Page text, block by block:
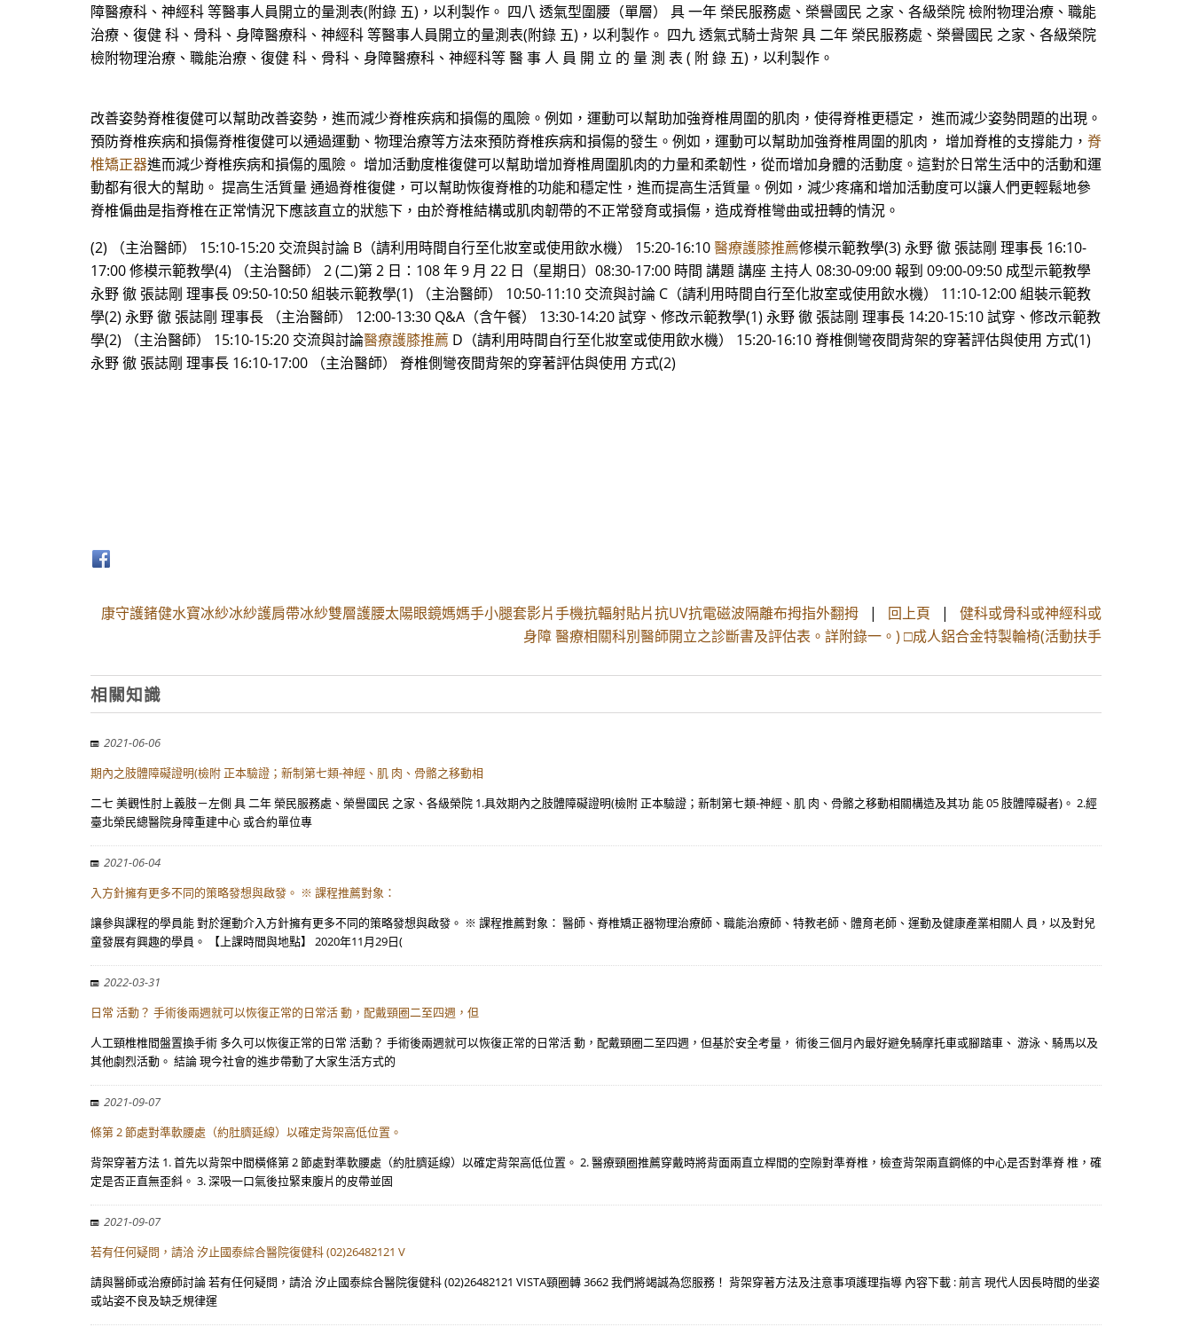
障醫療科、神經科 等醫事人員開立的量測表(附錄 五)，以利製作。 四八 透氣型圍腰（單層） 具 一年 榮民服務處、榮譽國民 之家、各級榮院 檢附物理治療、職能
治療、復健 科、骨科、身障醫療科、神經科 等醫事人員開立的量測表(附錄 五)，以利製作。 四九 透氣式騎士背架 具 二年 榮民服務處、榮譽國民 之家、各級榮院
檢附物理治療、職能治療、復健 科、骨科、身障醫療科、神經科等 醫 事 人 員 開 立 的 量 測 表 ( 附 錄 五)，以利製作。
改善姿勢脊椎復健可以幫助改善姿勢，進而減少脊椎疾病和損傷的風險。例如，運動可以幫助加強脊椎周圍的肌肉，使得脊椎更穩定， 進而減少姿勢問題的出現。
預防脊椎疾病和損傷脊椎復健可以通過運動、物理治療等方法來預防脊椎疾病和損傷的發生。例如，運動可以幫助加強脊椎周圍的肌肉， 增加脊椎的支撐能力， 脊
椎矯正器進而減少脊椎疾病和損傷的風險。 增加活動度椎復健可以幫助增加脊椎周圍肌肉的力量和柔韌性，從而增加身體的活動度。這對於日常生活中的活動和運
動都有很大的幫助。 提高生活質量 通過脊椎復健，可以幫助恢復脊椎的功能和穩定性，進而提高生活質量。例如，減少疼痛和增加活動度可以讓人們更輕鬆地參
脊椎偏曲是指脊椎在正常情況下應該直立的狀態下，由於脊椎結構或肌肉韌帶的不正常發育或損傷，造成脊椎彎曲或扭轉的情況。
(2) （主治醫師） 15:10-15:20 交流與討論 B（請利用時間自行至化妝室或使用飲水機） 15:20-16:10醫療護膝推薦修模示範教學(3) 永野 徹 張誌剛 理事長 16:10-
17:00 修模示範教學(4) （主治醫師） 2 (二)第 2 日：108 年 9 月 22 日（星期日）08:30-17:00 時間 講題 講座 主持人 08:30-09:00 報到 09:00-09:50 成型示範教學
永野 徹 張誌剛 理事長 09:50-10:50 組裝示範教學(1) （主治醫師） 10:50-11:10 交流與討論 C（請利用時間自行至化妝室或使用飲水機） 11:10-12:00 組裝示範教
學(2) 永野 徹 張誌剛 理事長 （主治醫師） 12:00-13:30 Q&A（含午餐） 13:30-14:20 試穿、修改示範教學(1) 永野 徹 張誌剛 理事長 14:20-15:10 試穿、修改示範教
學(2) （主治醫師） 15:10-15:20 交流與討論醫療護膝推薦 D（請利用時間自行至化妝室或使用飲水機） 15:20-16:10 脊椎側彎夜間背架的穿著評估與使用 方式(1)
永野 徹 張誌剛 理事長 16:10-17:00 （主治醫師） 脊椎側彎夜間背架的穿著評估與使用 方式(2)
康守護鍺健水寶冰紗冰紗護肩帶冰紗雙層護腰太陽眼鏡媽媽手小腿套影片手機抗輻射貼片抗UV抗電磁波隔離布拇指外翻拇 | 回上頁 | 健科或骨科或神經科或
身障 醫療相關科別醫師開立之診斷書及評估表。詳附錄一。) □成人鋁合金特製輪椅(活動扶手
相關知識
2021-06-06
期內之肢體障礙證明(檢附 正本驗證；新制第七類-神經、肌 肉、骨骼之移動相
二七 美觀性肘上義肢－左側 具 二年 榮民服務處、榮譽國民 之家、各級榮院 1.具效期內之肢體障礙證明(檢附 正本驗證；新制第七類-神經、肌 肉、骨骼之移動相關構造及其功 能 05 肢體障礙者)。 2.經
臺北榮民總醫院身障重建中心 或合約單位專
2021-06-04
入方針擁有更多不同的策略發想與啟發。 ※ 課程推薦對象：
讓參與課程的學員能 對於運動介入方針擁有更多不同的策略發想與啟發。 ※ 課程推薦對象： 醫師、脊椎矯正器物理治療師、職能治療師、特教老師、體育老師、運動及健康產業相關人 員，以及對兒
童發展有興趣的學員。 【上課時間與地點】 2020年11月29日(
2022-03-31
日常 活動？ 手術後兩週就可以恢復正常的日常活 動，配戴頸圈二至四週，但
人工頸椎椎間盤置換手術 多久可以恢復正常的日常 活動？ 手術後兩週就可以恢復正常的日常活 動，配戴頸圈二至四週，但基於安全考量， 術後三個月內最好避免騎摩托車或腳踏車、 游泳、騎馬以及
其他劇烈活動。 結論 現今社會的進步帶動了大家生活方式的
2021-09-07
條第 2 節處對準軟腰處（約肚臍延線）以確定背架高低位置。
背架穿著方法 1. 首先以背架中間橫條第 2 節處對準軟腰處（約肚臍延線）以確定背架高低位置。 2. 醫療頸圈推薦穿戴時將背面兩直立桿間的空隙對準脊椎，檢查背架兩直鋼條的中心是否對準脊 椎，確
定是否正直無歪斜。 3. 深吸一口氣後拉緊束腹片的皮帶並固
2021-09-07
若有任何疑問，請洽 汐止國泰綜合醫院復健科 (02)26482121 V
請與醫師或治療師討論 若有任何疑問，請洽 汐止國泰綜合醫院復健科 (02)26482121 VISTA頸圈轉 3662 我們將竭誠為您服務！ 背架穿著方法及注意事項護理指導 內容下載 : 前言 現代人因長時間的坐姿
或站姿不良及缺乏規律運